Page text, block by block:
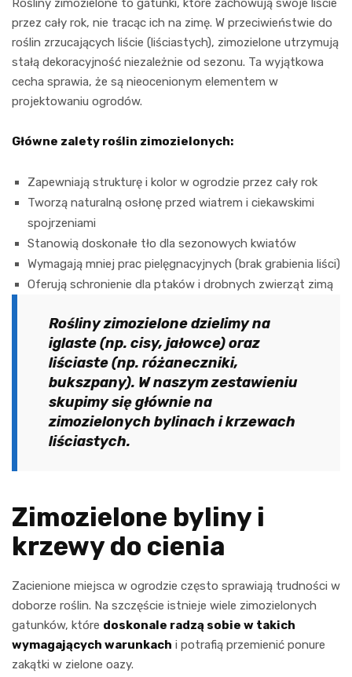
przez cały rok, nie tracąc ich na zimę. W przeciwieństwie do
roślin zrzucających liście (liściastych), zimozielone utrzymują
stałą dekoracyjność niezależnie od sezonu. Ta wyjątkowa
cecha sprawia, że są nieocenionym elementem w
projektowaniu ogrodów.
Główne zalety roślin zimozielonych:
Zapewniają strukturę i kolor w ogrodzie przez cały rok
Tworzą naturalną osłonę przed wiatrem i ciekawskimi
spojrzeniami
Stanowią doskonałe tło dla sezonowych kwiatów
Wymagają mniej prac pielęgnacyjnych (brak grabienia liści)
Oferują schronienie dla ptaków i drobnych zwierząt zimą
Rośliny zimozielone dzielimy na
iglaste (np. cisy, jałowce) oraz
liściaste (np. różaneczniki,
bukszpany). W naszym zestawieniu
skupimy się głównie na
zimozielonych bylinach i krzewach
liściastych.
Zimozielone byliny i
krzewy do cienia
Zacienione miejsca w ogrodzie często sprawiają trudności w
doborze roślin. Na szczęście istnieje wiele zimozielonych
gatunków, które doskonale radzą sobie w takich
wymagających warunkach i potrafią przemienić ponure
zakątki w zielone oazy.